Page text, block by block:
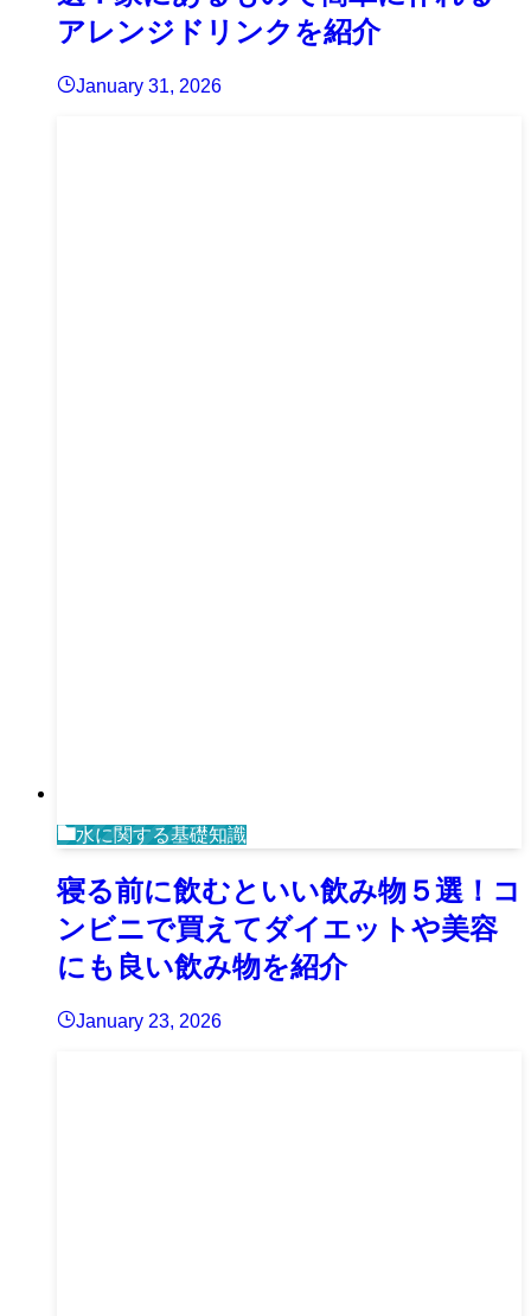
アレンジドリンクを紹介
January 31, 2026
水に関する基礎知識
寝る前に飲むといい飲み物５選！コ
ンビニで買えてダイエットや美容
にも良い飲み物を紹介
January 23, 2026